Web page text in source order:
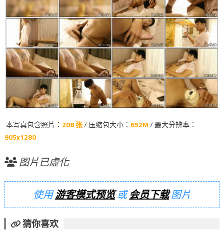
本写真包含照片： 208 张/ 压缩包大小： 652M/ 最大分辨率：
905x1280
图片已虚化
使用游客模式预览或会员下载图片
猜你喜欢